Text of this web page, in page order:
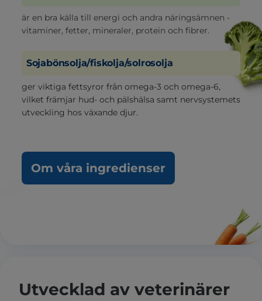
är en bra källa till energi och andra näringsämnen -
vitaminer, fetter, mineraler, protein och fibrer.
Sojabönsolja/fiskolja/solrosolja
ger viktiga fettsyror från omega-3 och omega-6,
vilket främjar hud- och pälshälsa samt nervsystemets
utveckling hos växande djur.
Om våra ingredienser
Utvecklad av veterinärer